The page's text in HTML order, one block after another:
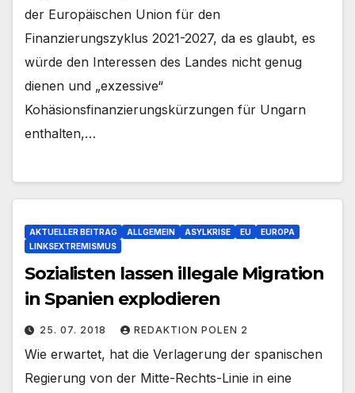
der Europäischen Union für den
Finanzierungszyklus 2021-2027, da es glaubt, es
würde den Interessen des Landes nicht genug
dienen und „exzessive“
Kohäsionsfinanzierungskürzungen für Ungarn
enthalten,…
AKTUELLER BEITRAG ALLGEMEIN ASYLKRISE EU
EUROPA
LINKSEXTREMISMUS
Sozialisten lassen illegale Migration
in Spanien explodieren
25. 07. 2018 REDAKTION POLEN 2
Wie erwartet, hat die Verlagerung der spanischen
Regierung von der Mitte-Rechts-Linie in eine